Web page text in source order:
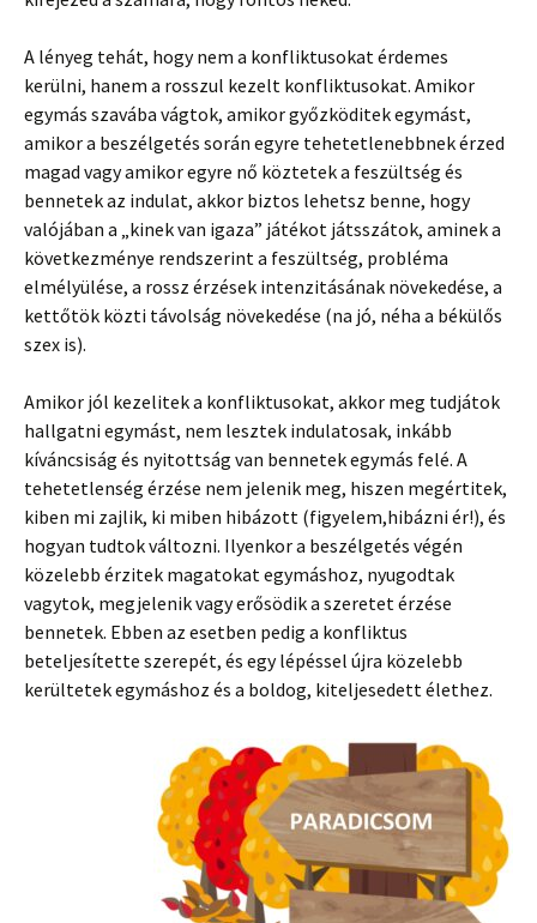
A lényeg tehát, hogy nem a konfliktusokat érdemes
kerülni, hanem a rosszul kezelt konfliktusokat. Amikor
egymás szavába vágtok, amikor győzköditek egymást,
amikor a beszélgetés során egyre tehetetlenebbnek érzed
magad vagy amikor egyre nő köztetek a feszültség és
bennetek az indulat, akkor biztos lehetsz benne, hogy
valójában a „kinek van igaza” játékot játsszátok, aminek a
következménye rendszerint a feszültség, probléma
elmélyülése, a rossz érzések intenzitásának növekedése, a
kettőtök közti távolság növekedése (na jó, néha a békülős
szex is).
Amikor jól kezelitek a konfliktusokat, akkor meg tudjátok
hallgatni egymást, nem lesztek indulatosak, inkább
kíváncsiság és nyitottság van bennetek egymás felé. A
tehetetlenség érzése nem jelenik meg, hiszen megértitek,
kiben mi zajlik, ki miben hibázott (figyelem,hibázni ér!), és
hogyan tudtok változni. Ilyenkor a beszélgetés végén
közelebb érzitek magatokat egymáshoz, nyugodtak
vagytok, megjelenik vagy erősödik a szeretet érzése
bennetek. Ebben az esetben pedig a konfliktus
beteljesítette szerepét, és egy lépéssel újra közelebb
kerültetek egymáshoz és a boldog, kiteljesedett élethez.